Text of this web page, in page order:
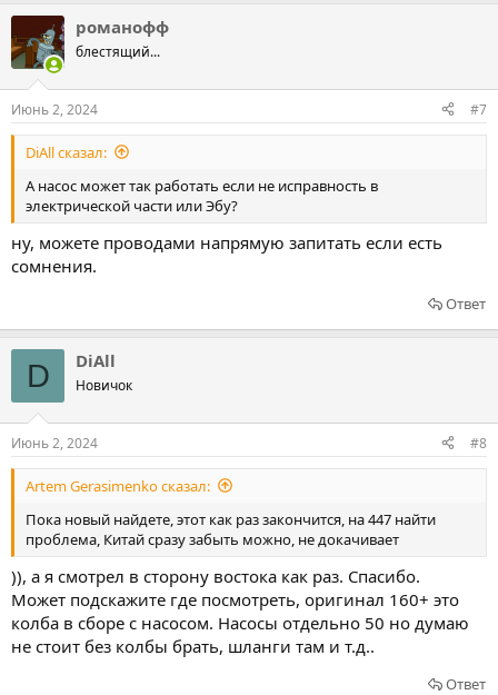
романофф
блестящий...
Июнь 2, 2024 #7
DiAll сказал:
А насос может так работать если не исправность в
электрической части или Эбу?
ну, можете проводами напрямую запитать если есть
сомнения.
Ответ
D DiAll
Новичок
Июнь 2, 2024 #8
Artem Gerasimenko сказал:
Пока новый найдете, этот как раз закончится, на 447 найти
проблема, Китай сразу забыть можно, не докачивает
)), а я смотрел в сторону востока как раз. Спасибо.
Может подскажите где посмотреть, оригинал 160+ это
колба в сборе с насосом. Насосы отдельно 50 но думаю
не стоит без колбы брать, шланги там и т.д..
Ответ